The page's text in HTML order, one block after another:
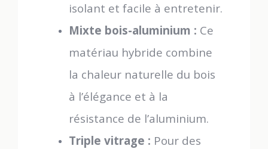
isolant et facile à entretenir.
Mixte bois-aluminium : Ce
matériau hybride combine
la chaleur naturelle du bois
à l’élégance et à la
résistance de l’aluminium.
Triple vitrage : Pour des